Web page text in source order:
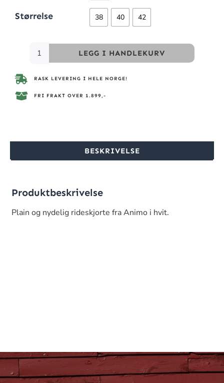
Størrelse 38 40 42
LEGG I HANDLEKURV
RASK LEVERING I HELE NORGE!
FRI FRAKT OVER 1.899,-
BESKRIVELSE
Produktbeskrivelse
Plain og nydelig rideskjorte fra Animo i hvit.